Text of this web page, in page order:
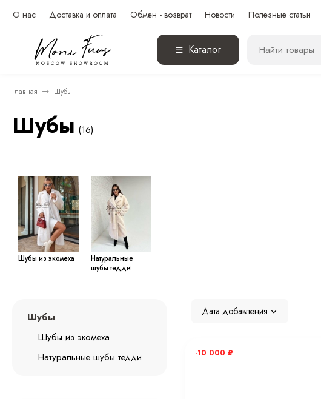
О нас Доставка и оплата Обмен - возврат Новости Полезные статьи
Каталог
Главная Шубы
Шубы (16)
Шубы из экомеха
Натуральные
шубы тедди
Дата добавления
-10 000 ₽
Шубы
Шубы из экомеха
Натуральные шубы тедди